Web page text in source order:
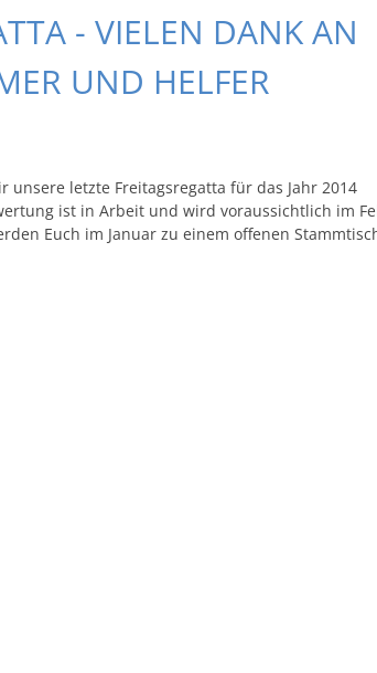
- VIELEN DANK AN
UND HELFER
unsere letzte Freitagsregatta für das Jahr 2014
ist in Arbeit und wird voraussichtlich im
Euch im Januar zu einem offenen